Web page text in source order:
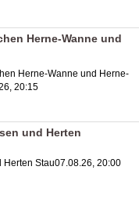
Herne-Wanne und
Herne-Wanne und Herne-
20:15
und Herten
Stau07.08.26, 20:00